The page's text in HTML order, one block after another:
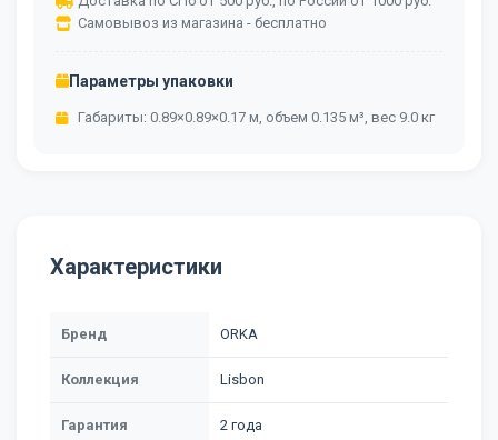
Самовывоз из магазина - бесплатно
Параметры упаковки
Габариты: 0.89×0.89×0.17 м, объем 0.135 м³, вес 9.0 кг
Характеристики
Бренд ORKA
Коллекция Lisbon
Гарантия 2 года